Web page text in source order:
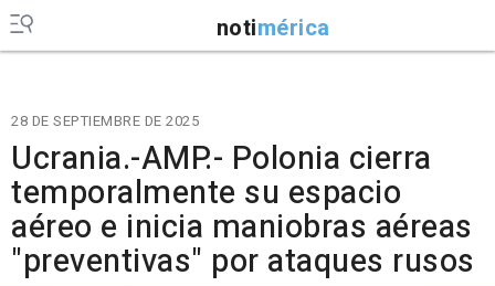
notimérica
28 DE SEPTIEMBRE DE 2025
Ucrania.-AMP.- Polonia cierra
temporalmente su espacio
aéreo e inicia maniobras aéreas
"preventivas" por ataques rusos